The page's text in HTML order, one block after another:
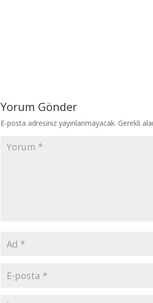
Yorum Gönder
E-posta adresiniz yayınlanmayacak. Gerekli